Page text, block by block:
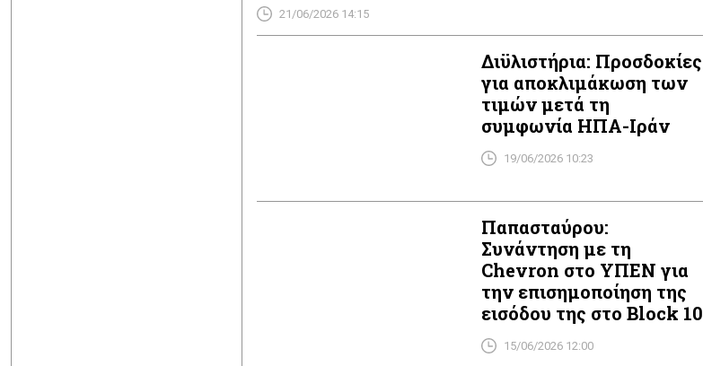
της αμερικανικής πολυεθνικής χαρακτήρισε ως περιοχή “ενδιαφέρουσα και
ανεξερεύνητη”. Την ίδια ώρα επίκεινται σημαντικές εξελίξεις στο “μπλοκ […]
21/06/2026 14:15
Διϋλιστήρια: Προσδοκίες
για αποκλιμάκωση των
τιμών μετά τη
συμφωνία ΗΠΑ-Ιράν
19/06/2026 10:23
Παπασταύρου:
Συνάντηση με τη
Chevron στο ΥΠΕΝ για
την επισημοποίηση της
εισόδου της στο Block 10
15/06/2026 12:00